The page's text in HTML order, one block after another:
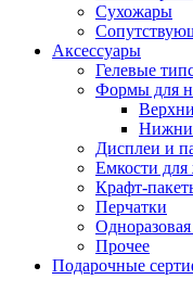
Сухожары
Аксессуары
Гелевые
Формы для
Дисплеи и
Емкости для
Крафт-
Перчатки
Прочее
Подарочные